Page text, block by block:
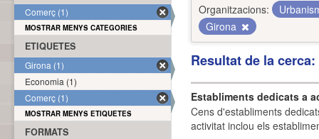
Organitzacions:
Girona
Resultat de la
Establiments dedicats a
Cens d'establiments
activitat inclou els
Comerç (1)
MOSTRAR MENYS CATEGORIES
ETIQUETES
Girona (1)
Economia (1)
Comerç (1)
MOSTRAR MENYS ETIQUETES
FORMATS